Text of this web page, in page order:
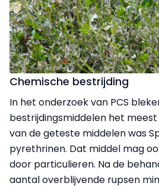
Chemische bestrijding
In het onderzoek van PCS
bestrijdingsmiddelen het
van de geteste middelen was
pyrethrinen. Dat middel mag
door particulieren. Na de
aantal overblijvende rupsen